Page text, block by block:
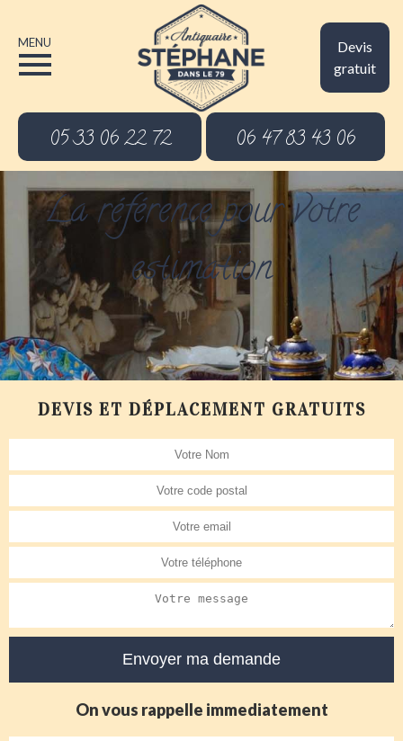
Devis
gratuit
MENU
05 33 06 22 72 06 47 83 43 06
La référence pour votre
estimation
DEVIS ET DÉPLACEMENT GRATUITS
On vous rappelle immediatement